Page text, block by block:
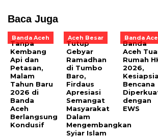
Baca Juga
Banda Aceh
Tanpa
Kembang
Api dan
Petasan,
Malam
Tahun Baru
2026 di
Banda
Aceh
Berlangsung
Kondusif
Aceh Besar
Tutup
Gebyar
Ramadhan
di Tumbo
Baro,
Firdaus
Apresiasi
Semangat
Masyarakat
Dalam
Mengembangkan
Syiar Islam
Banda
Banda
Aceh
Rumah
2026,
Bencana
dengan
EWS